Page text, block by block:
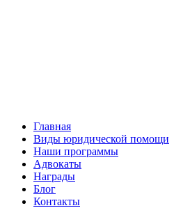
Главная
Виды юридической помощи
Наши программы
Адвокаты
Награды
Блог
Контакты